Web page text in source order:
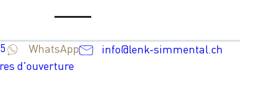
WhatsApp
info@lenk-simmental.ch
d'ouverture